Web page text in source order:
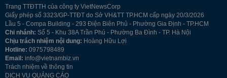
Trang TTĐTTH của công ty VietNewsCorp
Giấy phép số 3323/GP-TTĐT do Sở VH&TT TP.HCM cấp ngày 20/3/2026
Lầu 5 - Compa Building - 293 Điện Biên Phủ - Phường Gia Định - TP.HCM
Chi nhánh: Số 5 - Khu 38A Trần Phú - Phường Ba Đình - TP. Hà Nội
Chịu trách nhiệm nội dung: Hoàng Hữu Lợi
Hotline: 0975798489
Email: info@vietnambiz.vn
Trách nhiệm về thông tin
DỊCH VỤ QUẢNG CÁO